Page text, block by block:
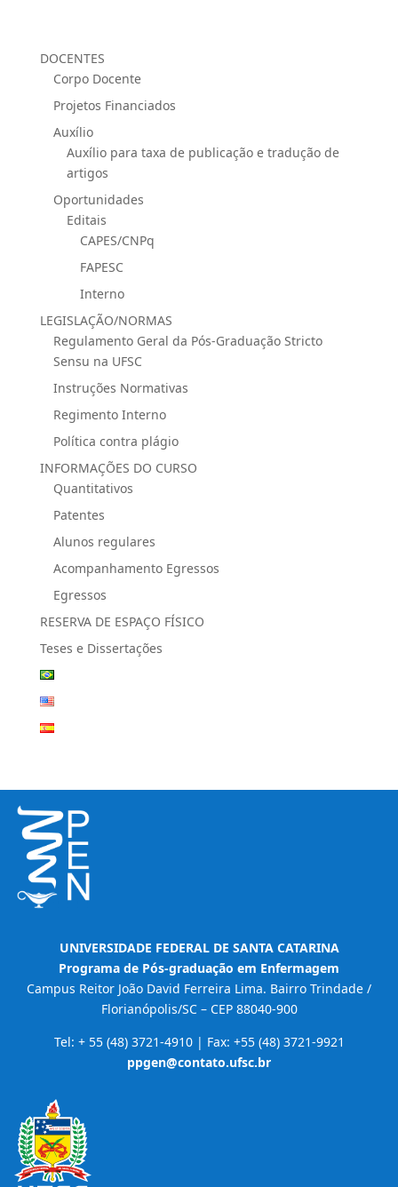
DOCENTES
Corpo Docente
Projetos Financiados
Auxílio
Auxílio para taxa de publicação e tradução de
artigos
Oportunidades
Editais
CAPES/CNPq
FAPESC
Interno
LEGISLAÇÃO/NORMAS
Regulamento Geral da Pós-Graduação Stricto
Sensu na UFSC
Instruções Normativas
Regimento Interno
Política contra plágio
INFORMAÇÕES DO CURSO
Quantitativos
Patentes
Alunos regulares
Acompanhamento Egressos
Egressos
RESERVA DE ESPAÇO FÍSICO
Teses e Dissertações
UNIVERSIDADE FEDERAL DE SANTA CATARINA
Programa de Pós-graduação em Enfermagem
Campus Reitor João David Ferreira Lima. Bairro Trindade /
Florianópolis/SC – CEP 88040-900
Tel: + 55 (48) 3721-4910 | Fax: +55 (48) 3721-9921
ppgen@contato.ufsc.br